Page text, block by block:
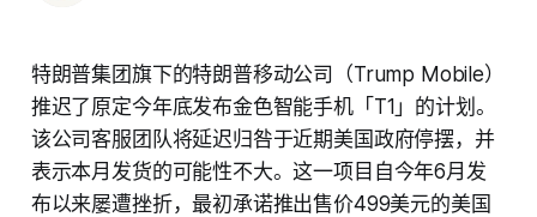
特朗普集团旗下的特朗普移动公司（Trump Mobile）
推迟了原定今年底发布金色智能手机「T1」的计划。
该公司客服团队将延迟归咎于近期美国政府停摆，并
表示本月发货的可能性不大。这一项目自今年6月发
布以来屡遭挫折，最初承诺推出售价499美元的美国